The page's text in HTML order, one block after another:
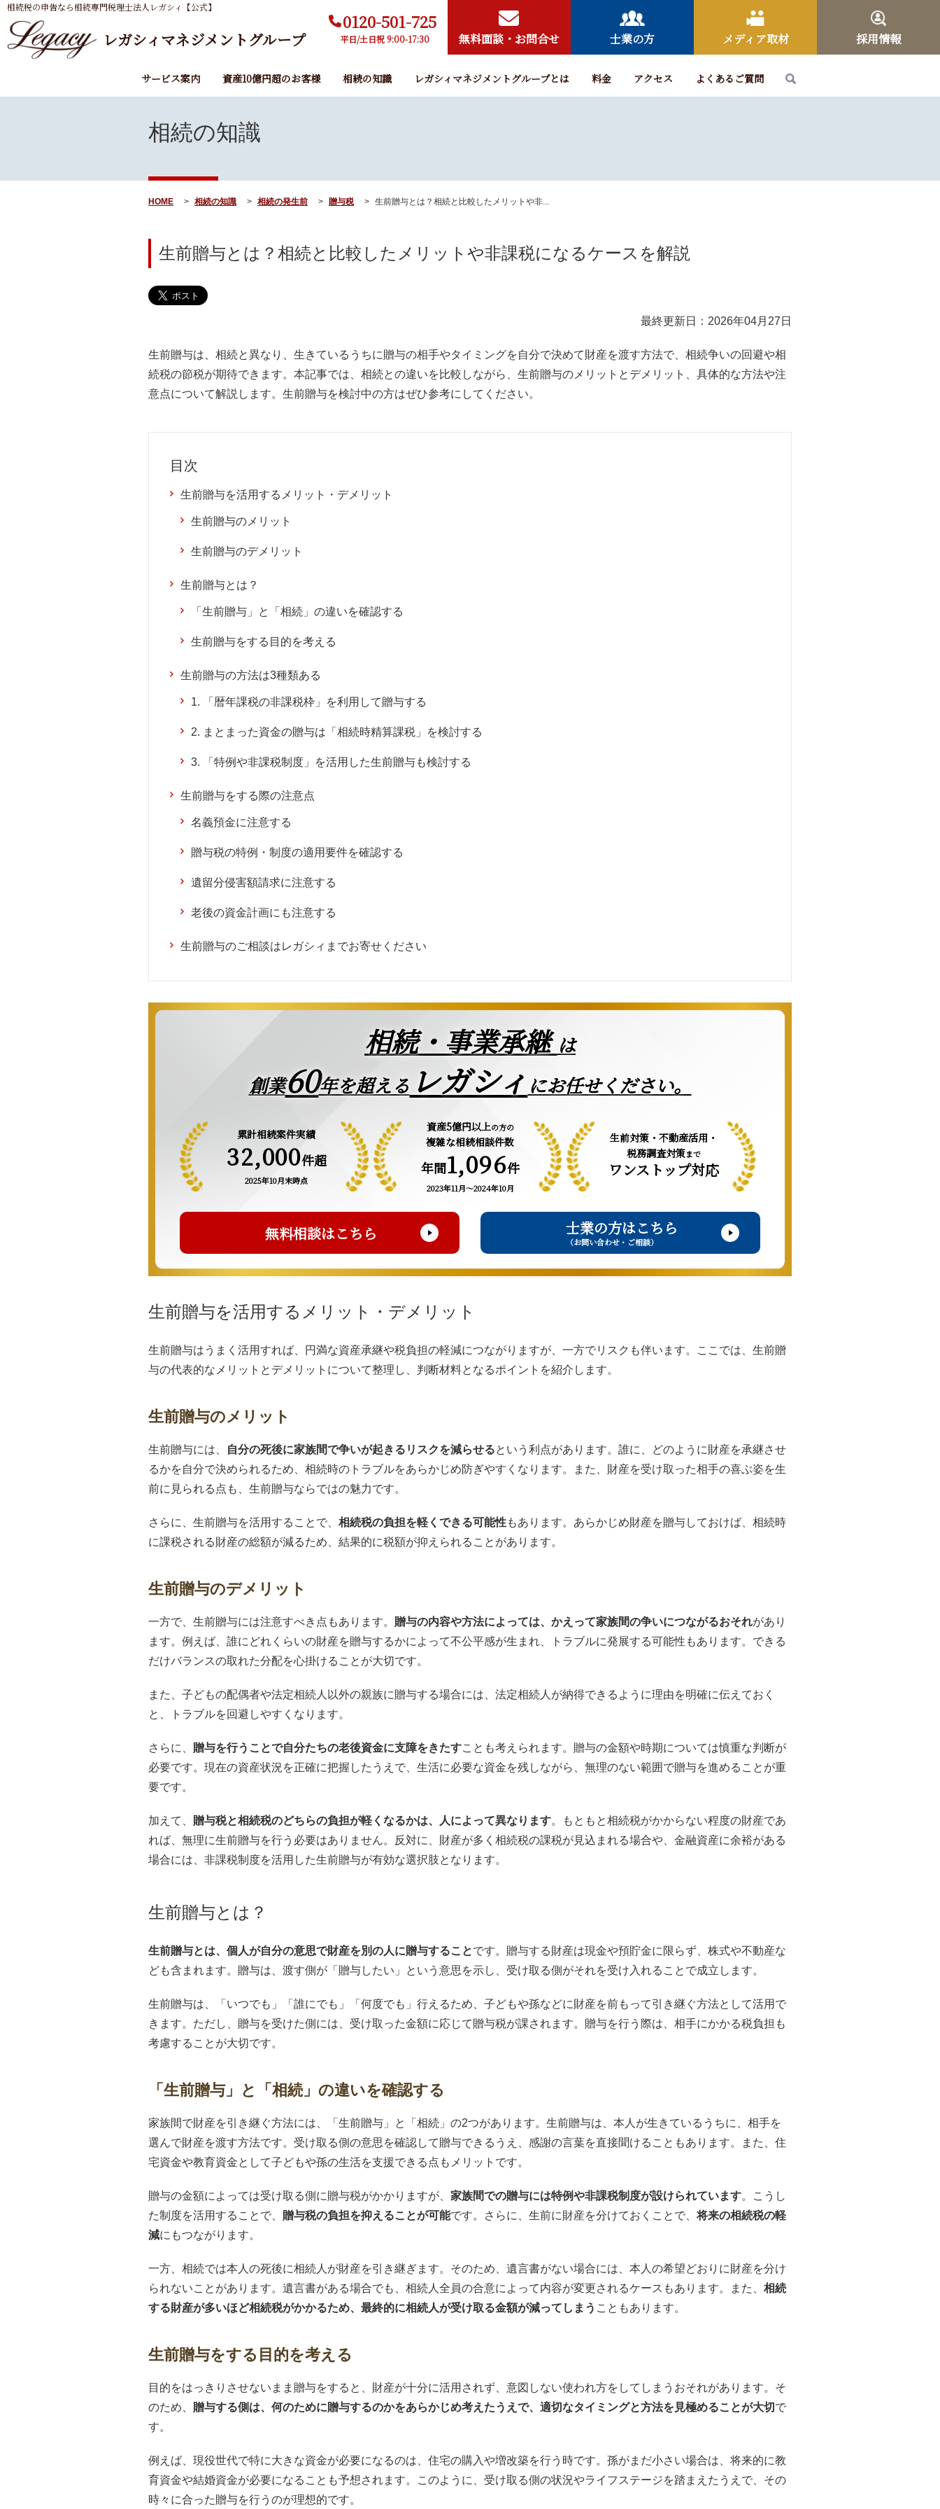
相続税の申告なら相続専門税理士法人レガシィ【公式】
レガシィマネジメントグループ
0120-501-725
平日/土日祝 9:00-17:30 無料面談・お問合せ 士業の方 メディア取材 採用情報
サービス案内 資産10億円超のお客様 相続の知識 レガシィマネジメントグループとは 料金 アクセス よくあるご質問
相続の知識
HOME 相続の知識 相続の発生前 贈与税 生前贈与とは？相続と比較したメリットや非...
生前贈与とは？相続と比較したメリットや非課税になるケースを解説
最終更新日：2026年04月27日
生前贈与は、相続と異なり、生きているうちに贈与の相手やタイミングを自分で決めて財産を渡す方法で、相続争いの回避や相
続税の節税が期待できます。本記事では、相続との違いを比較しながら、生前贈与のメリットとデメリット、具体的な方法や注
意点について解説します。生前贈与を検討中の方はぜひ参考にしてください。
目次
生前贈与を活用するメリット・デメリット
生前贈与のメリット
生前贈与のデメリット
生前贈与とは？
「生前贈与」と「相続」の違いを確認する
生前贈与をする目的を考える
生前贈与の方法は3種類ある
1. 「暦年課税の非課税枠」を利用して贈与する
2. まとまった資金の贈与は「相続時精算課税」を検討する
3. 「特例や非課税制度」を活用した生前贈与も検討する
生前贈与をする際の注意点
名義預金に注意する
贈与税の特例・制度の適用要件を確認する
遺留分侵害額請求に注意する
老後の資金計画にも注意する
生前贈与のご相談はレガシィまでお寄せください
相続・事業承継 は
創業60年を超える レガシィ にお任せください。
累計相続案件実績
32,000件超
2025年10月末時点
資産5億円以上の方の
複雑な相続相談件数
年間1,096件
2023年11月～2024年10月
生前対策・不動産活用・
税務調査対策まで
ワンストップ対応
無料相談はこちら 士業の方はこちら
（お問い合わせ・ご相談）
生前贈与を活用するメリット・デメリット
生前贈与はうまく活用すれば、円満な資産承継や税負担の軽減につながりますが、一方でリスクも伴います。ここでは、生前贈
与の代表的なメリットとデメリットについて整理し、判断材料となるポイントを紹介します。
生前贈与のメリット
生前贈与には、 自分の死後に家族間で争いが起きるリスクを減らせるという利点があります。誰に、どのように財産を承継させ
るかを自分で決められるため、相続時のトラブルをあらかじめ防ぎやすくなります。また、財産を受け取った相手の喜ぶ姿を生
前に見られる点も、生前贈与ならではの魅力です。
さらに、生前贈与を活用することで、 相続税の負担を軽くできる可能性もあります。あらかじめ財産を贈与しておけば、相続時
に課税される財産の総額が減るため、結果的に税額が抑えられることがあります。
生前贈与のデメリット
一方で、生前贈与には注意すべき点もあります。 贈与の内容や方法によっては、かえって家族間の争いにつながるおそれがあり
ます。例えば、誰にどれくらいの財産を贈与するかによって不公平感が生まれ、トラブルに発展する可能性もあります。できる
だけバランスの取れた分配を心掛けることが大切です。
また、子どもの配偶者や法定相続人以外の親族に贈与する場合には、法定相続人が納得できるように理由を明確に伝えておく
と、トラブルを回避しやすくなります。
さらに、 贈与を行うことで自分たちの老後資金に支障をきたすことも考えられます。贈与の金額や時期については慎重な判断が
必要です。現在の資産状況を正確に把握したうえで、生活に必要な資金を残しながら、無理のない範囲で贈与を進めることが重
要です。
加えて、 贈与税と相続税のどちらの負担が軽くなるかは、人によって異なります。もともと相続税がかからない程度の財産であ
れば、無理に生前贈与を行う必要はありません。反対に、財産が多く相続税の課税が見込まれる場合や、金融資産に余裕がある
場合には、非課税制度を活用した生前贈与が有効な選択肢となります。
生前贈与とは？
生前贈与とは、個人が自分の意思で財産を別の人に贈与することです。贈与する財産は現金や預貯金に限らず、株式や不動産な
ども含まれます。贈与は、渡す側が「贈与したい」という意思を示し、受け取る側がそれを受け入れることで成立します。
生前贈与は、「いつでも」「誰にでも」「何度でも」行えるため、子どもや孫などに財産を前もって引き継ぐ方法として活用で
きます。ただし、贈与を受けた側には、受け取った金額に応じて贈与税が課されます。贈与を行う際は、相手にかかる税負担も
考慮することが大切です。
「生前贈与」と「相続」の違いを確認する
家族間で財産を引き継ぐ方法には、「生前贈与」と「相続」の2つがあります。生前贈与は、本人が生きているうちに、相手を
選んで財産を渡す方法です。受け取る側の意思を確認して贈与できるうえ、感謝の言葉を直接聞けることもあります。また、住
宅資金や教育資金として子どもや孫の生活を支援できる点もメリットです。
贈与の金額によっては受け取る側に贈与税がかかりますが、 家族間での贈与には特例や非課税制度が設けられています。こうし
た制度を活用することで、 贈与税の負担を抑えることが可能です。さらに、生前に財産を分けておくことで、将来の相続税の軽
減にもつながります。
一方、相続では本人の死後に相続人が財産を引き継ぎます。そのため、遺言書がない場合には、本人の希望どおりに財産を分け
られないことがあります。遺言書がある場合でも、相続人全員の合意によって内容が変更されるケースもあります。また、 相続
する財産が多いほど相続税がかかるため、最終的に相続人が受け取る金額が減ってしまう こともあります。
生前贈与をする目的を考える
目的をはっきりさせないまま贈与をすると、財産が十分に活用されず、意図しない使われ方をしてしまうおそれがあります。そ
のため、 贈与する側は、何のために贈与するのかをあらかじめ考えたうえで、適切なタイミングと方法を見極めることが大切 で
す。
例えば、現役世代で特に大きな資金が必要になるのは、住宅の購入や増改築を行う時です。孫がまだ小さい場合は、将来的に教
育資金や結婚資金が必要になることも予想されます。このように、受け取る側の状況やライフステージを踏まえたうえで、その
時々に合った贈与を行うのが理想的です。